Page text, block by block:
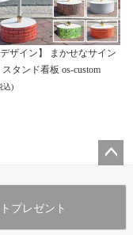
デザイン】 まかせなサイン
タンド看板 os-custom
込)
プレゼント